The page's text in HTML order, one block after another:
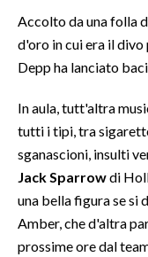
ANNUNCI
NECROLOGI
PUBBLICITÀ
STORE
Accolto da una folla
d'oro in cui era il
Depp ha lanciato
In aula, tutt'altra
tutti i tipi, tra
sganascioni, insulti
Jack Sparrowdi
una bella figura se si
Amber, che d'altra
prossime ore dal